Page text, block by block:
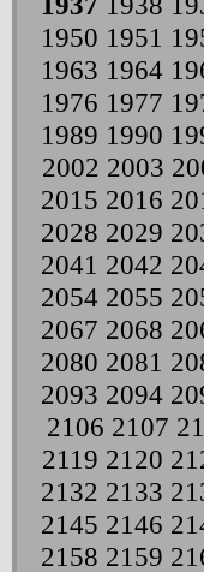
1950 1951
1963 1964
1976 1977
1989 1990
2002 2003
2015 2016
2028 2029
2041 2042
2054 2055
2067 2068
2080 2081
2093 2094
2106 2107
2119 2120
2132 2133
2145 2146
2158 2159